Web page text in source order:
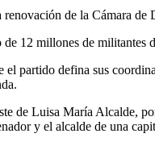
de la Cámara
12 millones de
partido defina sus
de Luisa María Alcalde,
y el alcalde de una